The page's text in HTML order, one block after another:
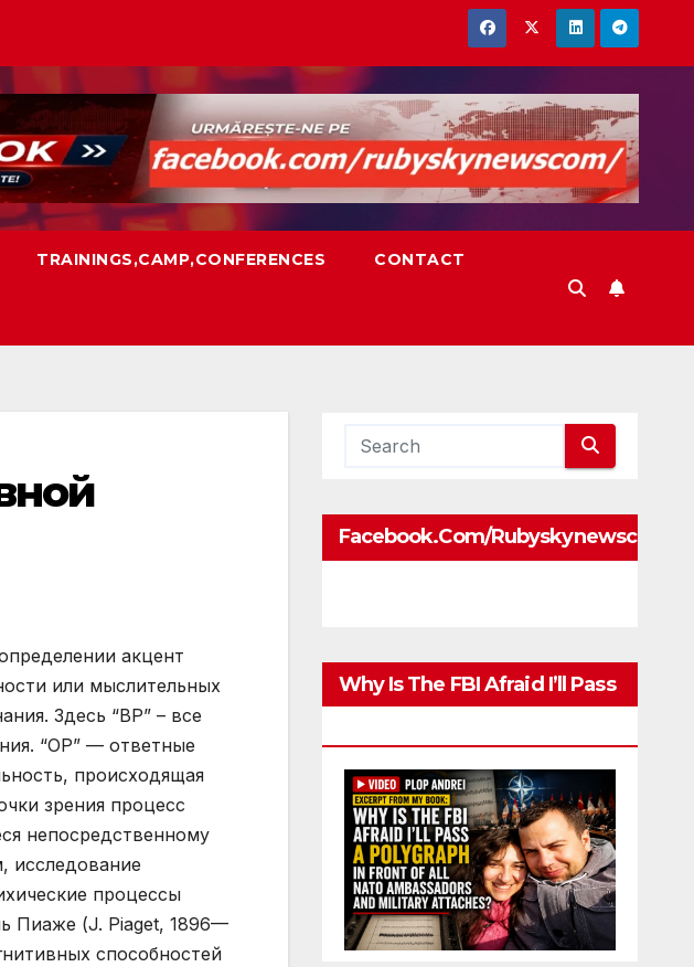
TRAININGS,CAMP,CONFERENCES CONTACT
акцент
или мыслительных
Здесь “ВР” – все
“ОР” — ответные
происходящая
зрения процесс
непосредственному
исследование
процессы
(J. Piaget, 1896—
способностей
Facebook.com/rubyskynewscom
Why Is The FBI Afraid I’ll Pass